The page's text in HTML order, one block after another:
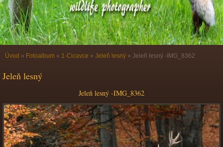
Úvod » Fotoalbum » 1-Cicavce » Jeleň lesný » Jeleň lesný -IMG_8362
Jeleň lesný
Jeleň lesný -IMG_8362